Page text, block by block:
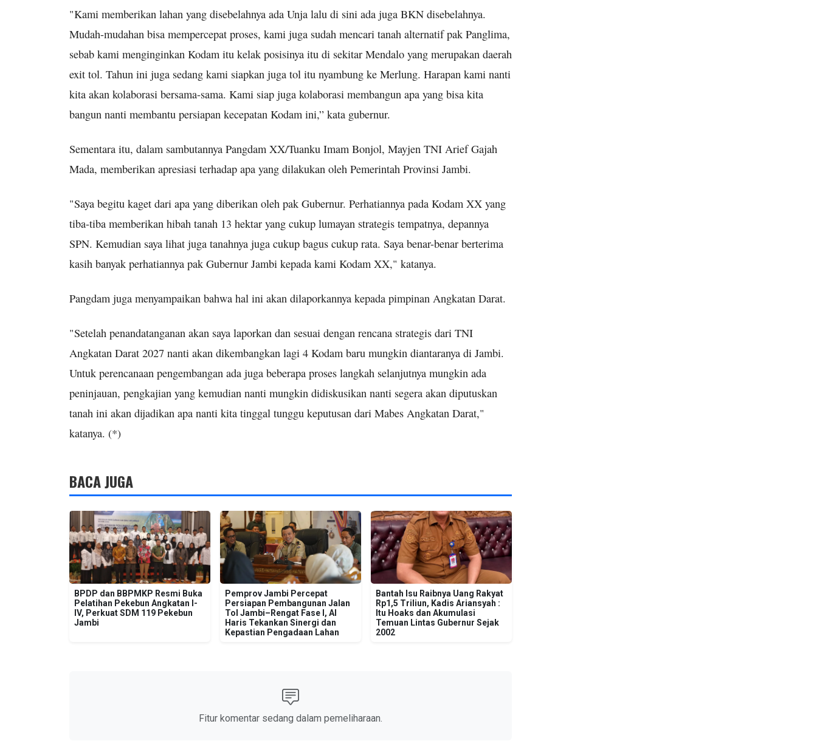
"Kami memberikan lahan yang disebelahnya ada Unja lalu di sini ada juga BKN disebelahnya.
Mudah-mudahan bisa mempercepat proses, kami juga sudah mencari tanah alternatif pak Panglima,
sebab kami menginginkan Kodam itu kelak posisinya itu di sekitar Mendalo yang merupakan daerah
exit tol. Tahun ini juga sedang kami siapkan juga tol itu nyambung ke Merlung. Harapan kami nanti
kita akan kolaborasi bersama-sama. Kami siap juga kolaborasi membangun apa yang bisa kita
bangun nanti membantu persiapan kecepatan Kodam ini,” kata gubernur.
Sementara itu, dalam sambutannya Pangdam XX/Tuanku Imam Bonjol, Mayjen TNI Arief Gajah
Mada, memberikan apresiasi terhadap apa yang dilakukan oleh Pemerintah Provinsi Jambi.
"Saya begitu kaget dari apa yang diberikan oleh pak Gubernur. Perhatiannya pada Kodam XX yang
tiba-tiba memberikan hibah tanah 13 hektar yang cukup lumayan strategis tempatnya, depannya
SPN. Kemudian saya lihat juga tanahnya juga cukup bagus cukup rata. Saya benar-benar berterima
kasih banyak perhatiannya pak Gubernur Jambi kepada kami Kodam XX," katanya.
Pangdam juga menyampaikan bahwa hal ini akan dilaporkannya kepada pimpinan Angkatan Darat.
"Setelah penandatanganan akan saya laporkan dan sesuai dengan rencana strategis dari TNI
Angkatan Darat 2027 nanti akan dikembangkan lagi 4 Kodam baru mungkin diantaranya di Jambi.
Untuk perencanaan pengembangan ada juga beberapa proses langkah selanjutnya mungkin ada
peninjauan, pengkajian yang kemudian nanti mungkin didiskusikan nanti segera akan diputuskan
tanah ini akan dijadikan apa nanti kita tinggal tunggu keputusan dari Mabes Angkatan Darat,"
katanya. (*)
BACA JUGA
BPDP dan BBPMKP Resmi Buka
Pelatihan Pekebun Angkatan I-
IV, Perkuat SDM 119 Pekebun
Jambi
Pemprov Jambi Percepat
Persiapan Pembangunan Jalan
Tol Jambi–Rengat Fase I, Al
Haris Tekankan Sinergi dan
Kepastian Pengadaan Lahan
Bantah Isu Raibnya Uang Rakyat
Rp1,5 Triliun, Kadis Ariansyah :
Itu Hoaks dan Akumulasi
Temuan Lintas Gubernur Sejak
2002
Fitur komentar sedang dalam pemeliharaan.